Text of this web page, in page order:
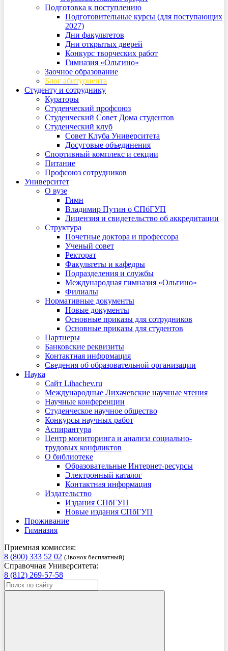
Подготовка к поступлению
Подготовительные курсы (для поступающих
2027)
Дни факультетов
Дни открытых дверей
Конкурс творческих работ
Гимназия «Ольгино»
Заочное образование
Блог абитуриента
Студенту и сотруднику
Кураторы
Студенческий профсоюз
Студенческий Совет Дома студентов
Студенческий клуб
Совет Клуба Университета
Досуговые объединения
Спортивный комплекс и секции
Питание
Профсоюз сотрудников
Университет
О вузе
Гимн
Владимир Путин о СПбГУП
Лицензия и свидетельство об аккредитации
Структура
Почетные доктора и профессора
Ученый совет
Ректорат
Факультеты и кафедры
Подразделения и службы
Международная гимназия «Ольгино»
Филиалы
Нормативные документы
Новые документы
Основные приказы для сотрудников
Основные приказы для студентов
Партнеры
Банковские реквизиты
Контактная информация
Сведения об образовательной организации
Наука
Сайт Lihachev.ru
Международные Лихачевские научные чтения
Научные конференции
Студенческое научное общество
Конкурсы научных работ
Аспирантура
Центр мониторинга и анализа социально-
трудовых конфликтов
О библиотеке
Образовательные Интернет-ресурсы
Электронный каталог
Контактная информация
Издательство
Издания СПбГУП
Новые издания СПбГУП
Проживание
Гимназия
Приемная комиссия:
8 (800) 333 52 02 (Звонок бесплатный)
Справочная Университета:
8 (812) 269-57-58